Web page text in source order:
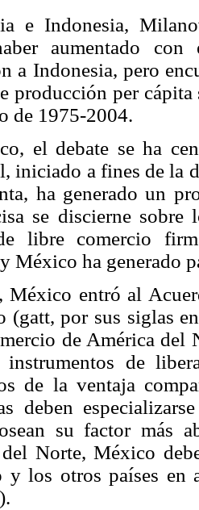
e Indonesia,
aumentado
a Indonesia, pero
producción per cápita
de 1975-2004.
el debate se ha
iniciado a fines de la
ha generado un
se discierne
libre comercio
México ha generado
México entró al
(gatt, por sus siglas
de América del
instrumentos de
de la ventaja
deben
su factor más
Norte, México
y los otros países en